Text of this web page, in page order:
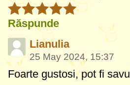
Răspunde
Lianulia
25 May 2024, 15:37
Foarte gustosi, pot fi